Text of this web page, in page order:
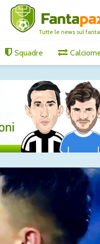
Tutte le news sul
Squadre
Spalletti prepara
Juventus-Inter:
«Dobbiamo essere
squadra. Yildiz